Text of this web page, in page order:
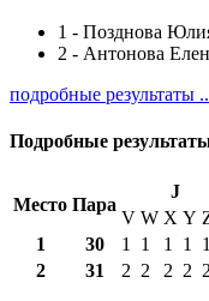
1 - Позднова
2 - Антонова
подробные результаты
Подробные
Место Пара
J
V W X Y
1
30 1 1 1 1 1
2
31 2 2 2 2 2